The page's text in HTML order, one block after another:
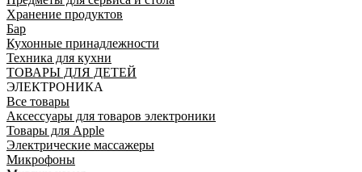
Хранение продуктов
Бар
Кухонные принадлежности
Техника для кухни
ТОВАРЫ ДЛЯ ДЕТЕЙ
ЭЛЕКТРОНИКА
Все товары
Аксессуары для товаров электроники
Товары для Apple
Электрические массажеры
Микрофоны